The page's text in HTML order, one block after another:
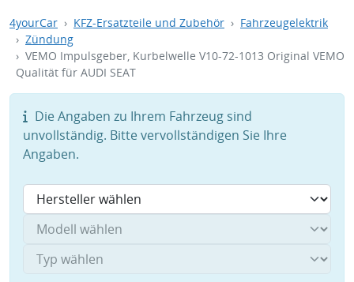
4yourCar KFZ-Ersatzteile und Zubehör
Fahrzeugelektrik
Zündung
VEMO Impulsgeber, Kurbelwelle V10-72-1013 Original VEMO
Qualität für AUDI SEAT
Die Angaben zu Ihrem Fahrzeug sind
unvollständig. Bitte vervollständigen Sie Ihre
Angaben.